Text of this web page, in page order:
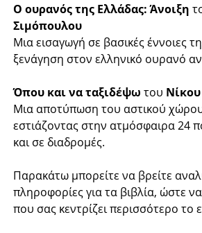
Ο ουρανός της Ελλάδας: Άνοιξη
Σιμόπουλου
Μια εισαγωγή σε βασικές έννοιες
ξενάγηση στον ελληνικό ουρανό
Όπου και να ταξιδέψωτου
Μια αποτύπωση του αστικού
εστιάζοντας στην ατμόσφαιρα 24
και σε διαδρομές.
Παρακάτω μπορείτε να βρείτε
πληροφορίες για τα βιβλία, ώστε
που σας κεντρίζει περισσότερο το